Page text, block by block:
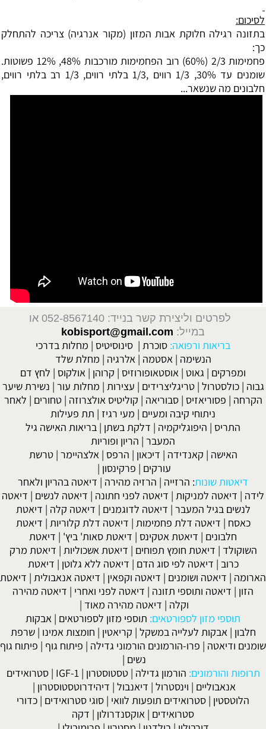
לסיכום:
בתזונה רגילה חלוקת אבות המזון (מקור אנרגיה) צריכה להתחלק
כך:
פחמימות 2/3 (60%) רוב הפחמימות מורכבות 48%, 12% פשוטות.
שומנים עד 30%, 1/3 רווים ,1/3 בלתי רווים, 1/3 רב בלתי רווים,
חלבונים מה שנשאר...
לפרטים וליצירת קשר בנייד: 052-8567140
או
במייל: kobisport@gmail.com
בריאות ורפואה: סוכרת | סינוסיטיס | מחלות בדרכי
הנשימה | אסטמה | אלרגיה | מחלת שלד
ומפרקים | גאוט | אוסטאופורוזיס | קרוהן | אולקוס | לחץ דם
גבוה |כולסטרול |טריגליצרידים | עצירות | מחלות עור | נשירת שיער
הקרחה | פסוריאזיס |סבוריאה | קוליטיס אולצרוזה |טחורים | לאחר
ניתוחי קיבה ומעיים | מעי רגיז | תת פעילות
התריס | היפוגליקמיה | דלקת בשתן | בריאות האישה גיל
המעבר | הריון ופוריות
האישה | קאנדידה | דיכאון | הרפס | אלצהיימר |טרשת
עורקים | פרקינסון |
דיאטות שונות: הרזייה | הרזיה מהירה | דיאטה בהריון ולאחר
לידה | דיאטה למניקות | דיאטה לפני חתונה | דיאטה לנשים | דיאטה
לנשים בגיל המעבר | דיאטה לדוגמנים | דיאטה קלה | דיאטת
כאסח | דיאטה דלת פחמימות | דיאטה דלת קלוריות | דיאטת
חלבונים | דיאטת אטקינס | דיאטת סאות' ביץ' | דיאטת
השוקולד | דיאטת חומץ תפוחים | דיאטת אשכוליות | דיאטת מרק
כרוב | דיאטה לפי סוג הדם | דיאטה ללא גלוטן | דיאטת
הארומה | דיאטה ושומנים | דיאטה וקפאין | דיאטה אנאבולית | דיאטת
הזון | דיאטה ותוספי תזונה | דיאטה לפני ואחרי | דיאטה מהירה
וקלה | דיאטה מהירה מאוד |
תוספי מזון לספורטאים: תוספי מזון לספורטאים | אבקות
חלבון | אבקות לעלייה במשקל | קריאטין | חומצות אמינו |שרפת
שומנים ודיאטה | פרו-הורמונים הורמוני גדילה | פיתוח גוף | פיתוח גוף
נשים |
תרופות והורמונים: הורמון גדילה |טסטוסטרון |
IGF-1
|סטרואידים
אנאבוליים | וינסטרול | דיאנבול | דיהידרוטסטוסטרון |
הלוטסטין | סטרואידים תופעות לוואי | סוגי סטרואידים | כדורי
סטרואידים | אוקסנדרולון | דקה